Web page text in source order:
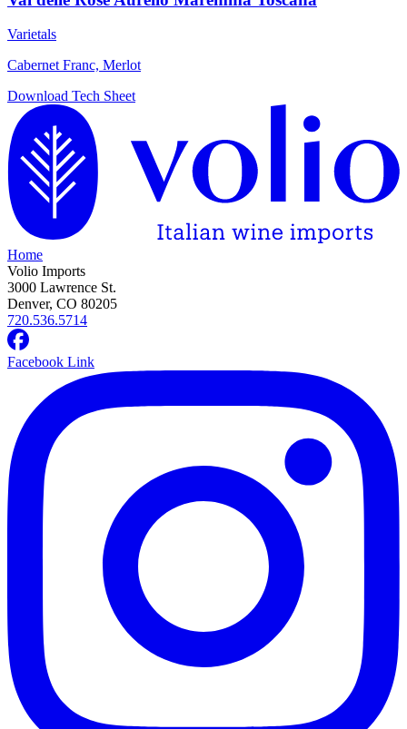
Varietals
Cabernet Franc, Merlot
Download Tech Sheet
Home
Volio Imports
3000 Lawrence St.
Denver, CO 80205
720.536.5714
Facebook Link